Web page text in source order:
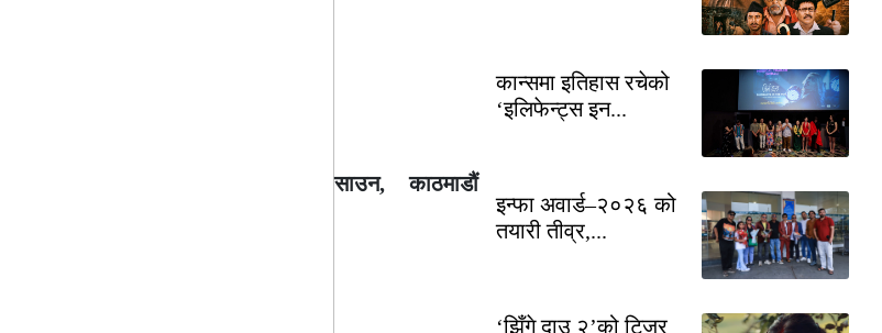
साउन, काठमाडौं
कान्समा इतिहास रचेको
‘इलिफेन्ट्स इन...
इन्फा अवार्ड–२०२६ को
तयारी तीव्र,...
‘झिँगे दाउ २’को टिजर